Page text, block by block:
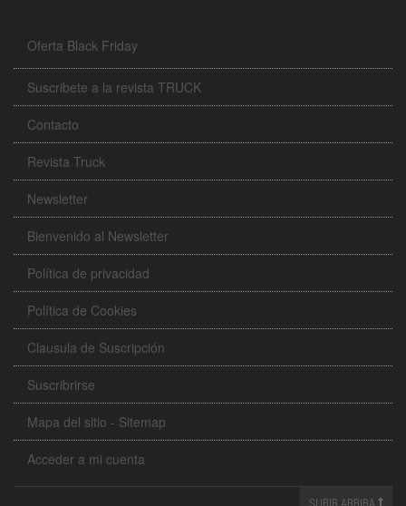
Oferta Black Friday
Suscribete a la revista TRUCK
Contacto
Revista Truck
Newsletter
Bienvenido al Newsletter
Política de privacidad
Política de Cookies
Clausula de Suscripción
Suscribrirse
Mapa del sitio - Sitemap
Acceder a mi cuenta